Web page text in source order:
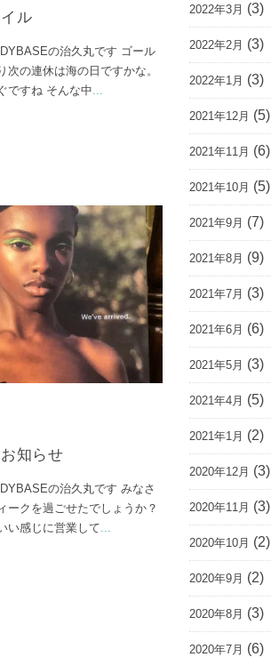
ル
の治久丸です ゴール
次の連休は海の日ですかな。
ですね そんな中...
知らせ
の治久丸です みなさ
ークを過ごせたでしょうか？
い感じに営業して...
2022年3月 (3)
2022年2月 (3)
2022年1月 (3)
2021年12月 (5)
2021年11月 (6)
2021年10月 (5)
2021年9月 (7)
2021年8月 (9)
2021年7月 (3)
2021年6月 (6)
2021年5月 (3)
2021年4月 (5)
2021年1月 (2)
2020年12月 (3)
2020年11月 (3)
2020年10月 (2)
2020年9月 (2)
2020年8月 (3)
2020年7月 (6)